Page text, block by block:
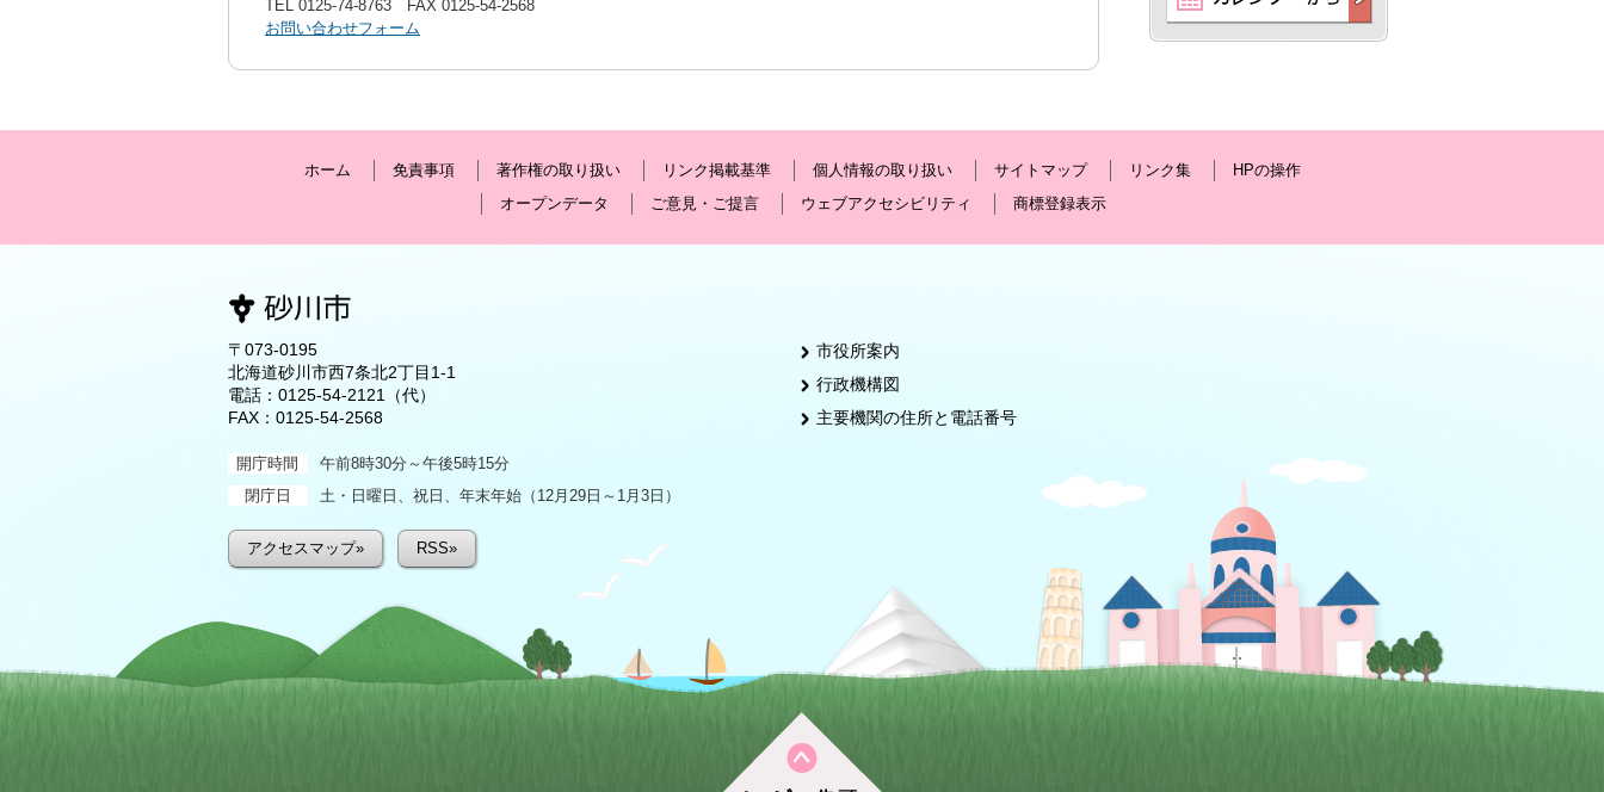
TEL 0125-74-8763 FAX 0125-54-2568
お問い合わせフォーム
ホーム 免責事項 著作権の取り扱い リンク掲載基準 個人情報の取り扱い サイトマップ リンク集
HPの操作
オープンデータ
ご意見・ご提言 ウェブアクセシビリティ 商標登録表示
〒073-0195
北海道砂川市西7条北2丁目1-1
電話： 0125-54-2121
（代）
FAX：0125-54-2568
開庁時間
午前8時30分～午後5時15分
閉庁日
土・日曜日、祝日、年末年始（12月29日～1月3日）
アクセスマップ» RSS»
市役所案内
行政機構図
主要機関の住所と電話番号